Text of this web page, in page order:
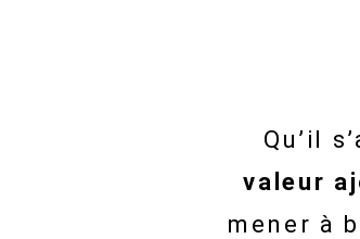
Qu’il
valeur
mener à